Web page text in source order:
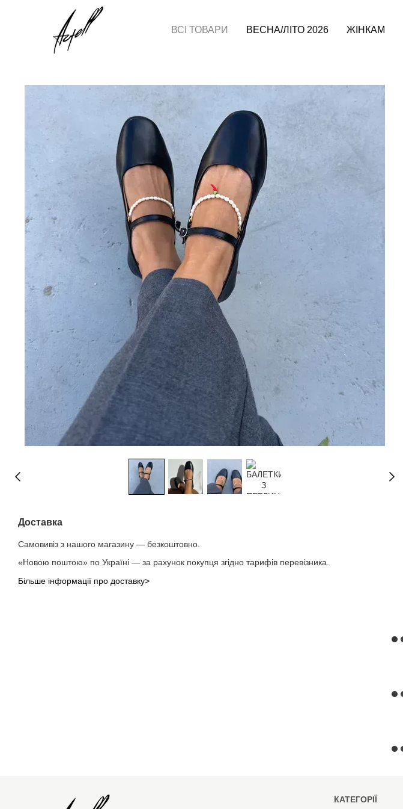
Перейти до основного контенту
ВСІ ТОВАРИ ВЕСНА/ЛІТО 2026 ЖІНКАМ
Доставка
Самовивіз з нашого магазину — безкоштовно.
«Новою поштою» по Україні — за рахунок покупця згідно тарифів перевізника.
Більше інформації про доставку>
КАТЕГОРІЇ